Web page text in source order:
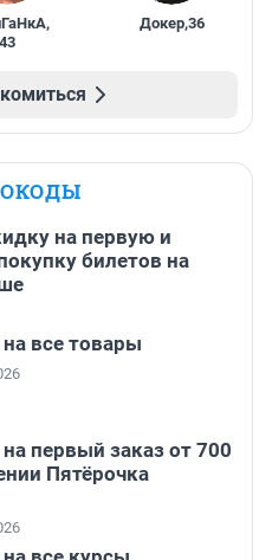
,
43
Докер,36
на первую и
билетов на
все товары
первый заказ от 700
Пятёрочка